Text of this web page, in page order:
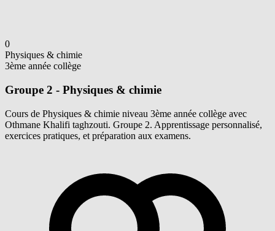
0
Physiques & chimie
3ème année collège
Groupe 2 - Physiques & chimie
Cours de Physiques & chimie niveau 3ème année collège avec
Othmane Khalifi taghzouti. Groupe 2. Apprentissage personnalisé,
exercices pratiques, et préparation aux examens.